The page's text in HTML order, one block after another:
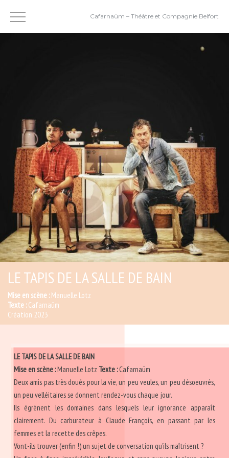
LE TAPIS DE LA SALLE DE BAIN
Mise en scène :Manuelle Lotz
Texte :Cafarnaüm
Création 2023
LE TAPIS DE LA SALLE DE BAIN
Mise en scène :Manuelle Lotz Texte :Cafarnaüm
Deux amis pas très doués pour la vie, un peu veules, un peu désoeuvrés,
un peu velléitaires se donnent rendez-vous chaque jour.
Ils égrènent les domaines dans lesquels leur ignorance apparaît
clairement. Du carburateur à Claude François, en passant par les
femmes et la recette des crêpes.
Vont-ils trouver (enfin !) un sujet de conversation qu’ils maîtrisent ?
Cafarnaüm – Théâtre et Compagnie Belfort